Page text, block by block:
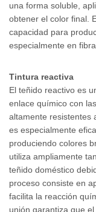
una forma soluble,
obtener el color final.
capacidad para
especialmente en
Tintura reactiva
El teñido reactivo es
enlace químico con
altamente resistentes
es especialmente
produciendo colores
utiliza ampliamente
teñido doméstico
proceso consiste en
facilita la reacción
unión garantiza que